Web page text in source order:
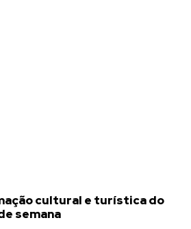
cultural e turística do
semana